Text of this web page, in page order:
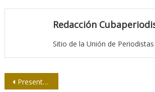
Redacción
Sitio de la Unión de
Navegación
Presentarán libro Debatir en Revolución. Otras formas de hacer, otros modos de ser